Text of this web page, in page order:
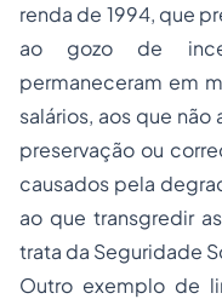
renda de 1994, que
ao gozo de
permaneceram em
salários, aos que
preservação ou
causados pela
ao que transgredir
trata da Seguridade
Outro exemplo de